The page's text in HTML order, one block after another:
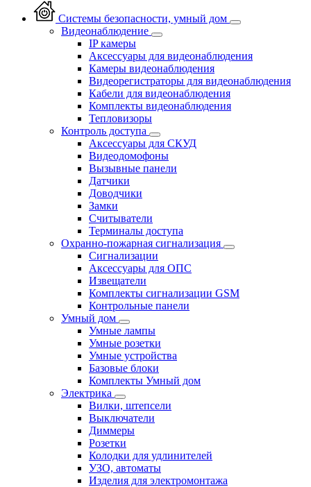
Системы безопасности, умный дом
Видеонаблюдение
IP камеры
Аксессуары для видеонаблюдения
Камеры видеонаблюдения
Видеорегистраторы для видеонаблюдения
Кабели для видеонаблюдения
Комплекты видеонаблюдения
Тепловизоры
Контроль доступа
Аксессуары для СКУД
Видеодомофоны
Вызывные панели
Датчики
Доводчики
Замки
Считыватели
Терминалы доступа
Охранно-пожарная сигнализация
Сигнализации
Аксессуары для ОПС
Извещатели
Комплекты сигнализации GSM
Контрольные панели
Умный дом
Умные лампы
Умные розетки
Умные устройства
Базовые блоки
Комплекты Умный дом
Электрика
Вилки, штепсели
Выключатели
Диммеры
Розетки
Колодки для удлинителей
УЗО, автоматы
Изделия для электромонтажа